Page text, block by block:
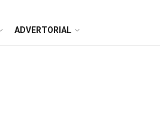
ADVERTORIAL